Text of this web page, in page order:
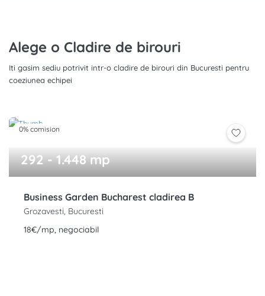
Alege o Cladire de birouri
Iti gasim sediu potrivit intr-o cladire de birouri din Bucuresti pentru
coeziunea echipei
0% comision
292 - 1.448 mp
Business Garden Bucharest cladirea B
Grozavesti, Bucuresti
18€/mp, negociabil